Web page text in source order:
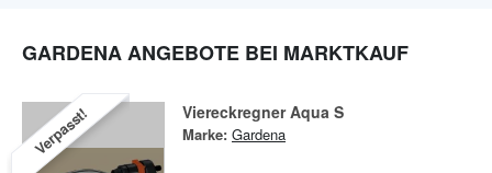
GARDENA ANGEBOTE BEI MARKTKAUF
Verpasst! Viereckregner Aqua S
Marke: Gardena